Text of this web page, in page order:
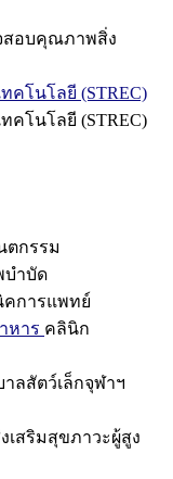
สอบคุณภาพสิ่ง
คโนโลยี (STREC)
คโนโลยี (STREC)
ตกรรม
บำบัด
การแพทย์
หาร คลินิก
าลสัตว์เล็กจุฬาฯ
เสริมสุขภาวะผู้สูง